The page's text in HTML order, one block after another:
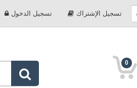
تسجيل الدخول تسجيل الإشتراك
0